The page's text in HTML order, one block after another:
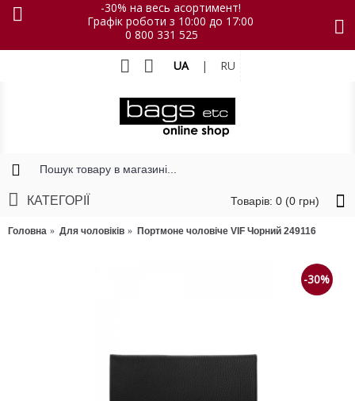
-30% на весь асортимент!
Графік роботи з 10:00 до 17:00
0 800 331 525
UA | RU
Товарів: 0 (0 грн)
КАТЕГОРІЇ
Головна Для чоловіків Портмоне чоловіче VIF Чорний 249116
-30%